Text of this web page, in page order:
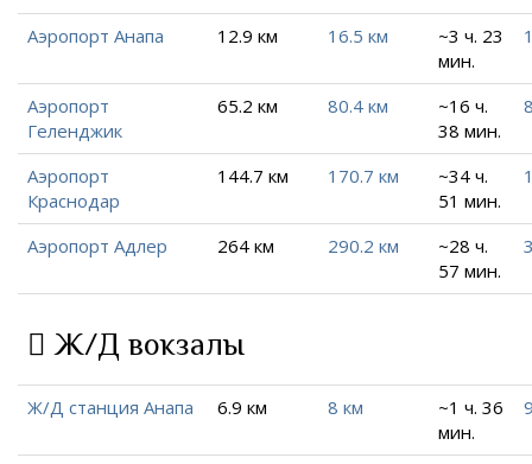
Аэропорт Анапа 12.9 км 16.5 км
~3 ч. 23
мин.
Аэропорт
Геленджик
65.2 км 80.4 км
~16 ч.
38 мин.
Аэропорт
Краснодар
144.7 км 170.7 км
~34 ч.
51 мин.
Аэропорт Адлер 264 км 290.2 км
~28 ч.
57 мин.
Ж/Д вокзалы
Ж/Д станция Анапа 6.9 км 8 км
~1 ч. 36
мин.